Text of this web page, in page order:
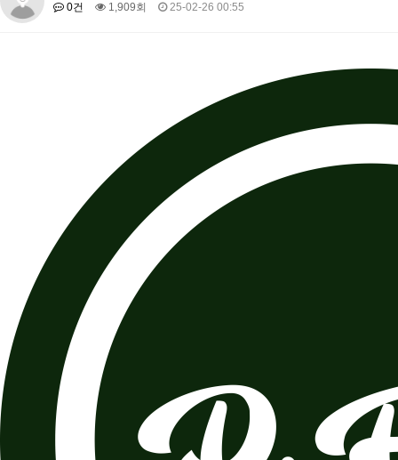
0건
1,909회 25-02-26 00:55